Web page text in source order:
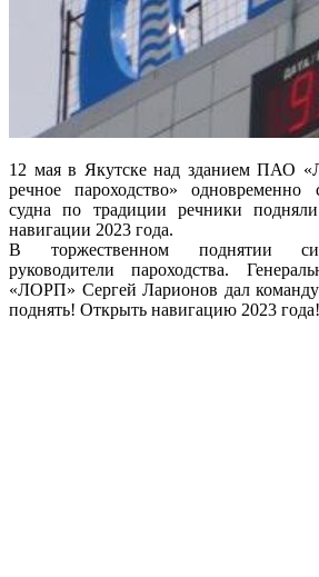
12 мая в Якутске над зданием ПАО
речное пароходство» одновременно
судна по традиции речники
навигации 2023 года.
В торжественном поднятии
руководители пароходства.
«ЛОРП» Сергей Ларионов дал
поднять! Открыть навигацию 2023